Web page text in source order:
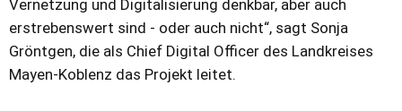
Vernetzung und Digitalisierung denkbar, aber auch
erstrebenswert sind - oder auch nicht“, sagt Sonja
Gröntgen, die als Chief Digital Officer des Landkreises
Mayen-Koblenz das Projekt leitet.